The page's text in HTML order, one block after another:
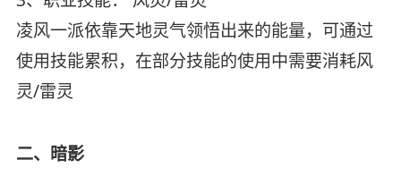
凌风一派依靠天地灵气领悟出来的能量，可通过
使用技能累积，在部分技能的使用中需要消耗风
灵/雷灵
二、暗影